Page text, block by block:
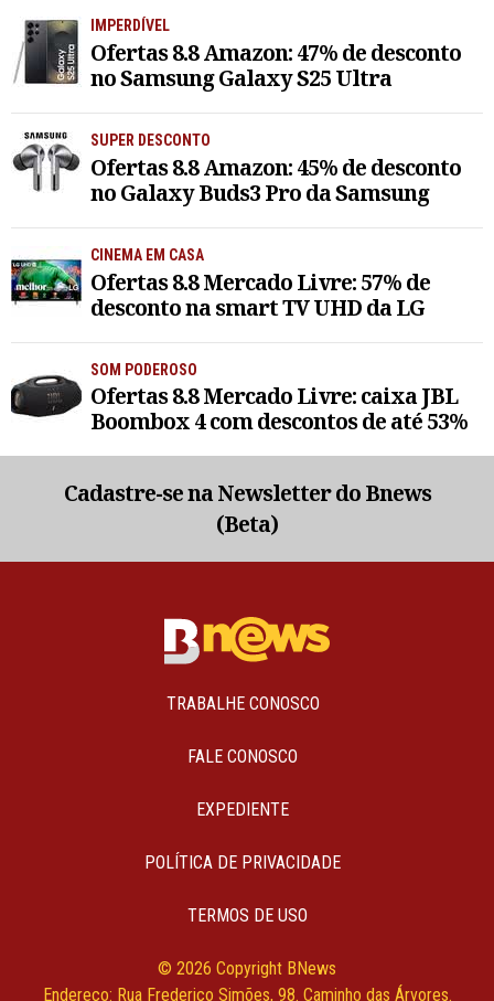
IMPERDÍVEL
Ofertas 8.8 Amazon: 47% de desconto
no Samsung Galaxy S25 Ultra
SUPER DESCONTO
Ofertas 8.8 Amazon: 45% de desconto
no Galaxy Buds3 Pro da Samsung
CINEMA EM CASA
Ofertas 8.8 Mercado Livre: 57% de
desconto na smart TV UHD da LG
SOM PODEROSO
Ofertas 8.8 Mercado Livre: caixa JBL
Boombox 4 com descontos de até 53%
Cadastre-se na Newsletter do Bnews
(Beta)
TRABALHE CONOSCO
FALE CONOSCO
EXPEDIENTE
POLÍTICA DE PRIVACIDADE
TERMOS DE USO
© 2026 Copyright BNews
Endereço: Rua Frederico Simões, 98. Caminho das Árvores.